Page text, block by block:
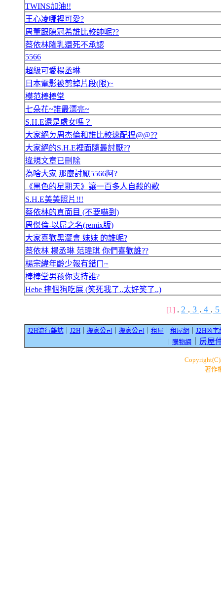
TWINS加油!!
王心凌哪裡可愛?
周董跟陳冠希誰比較帥呢??
蔡依林隆乳還死不承認
5566
超級可愛楊丞琳
日本電影被剪掉片段(限)~
模范棒棒堂
七朵花~誰最漂亮~
S.H.E還是處女嗎？
大家絕ㄉ周杰倫和誰比較速配捏@@??
大家絕的S.H.E裡面隨最討厭??
違規文章已刪除
為啥大家 那麼討厭5566阿?
《黑色的星期天》讓一百多人自殺的歌
S.H.E美美照片!!!
蔡依林的真面目 (不要嚇到)
周傑倫-以屌之名(remix版)
大家喜歡黑澀會 妹妹 的誰呢?
蔡依林 楊丞琳 范瑋琪 你們喜歡誰??
楊宗緯年齡少報有錯ㄇ~
棒棒堂男孩你支持誰?
Hebe 摔個狗吃屎 (笑死我了..太好笑了..)
[1] . 2 . 3 . 4 .
J2H流行雜誌｜ J2H｜ 搬家公司 搬家公司 租屋 租屋網
J2H凶宅
購物網 房屋
著作